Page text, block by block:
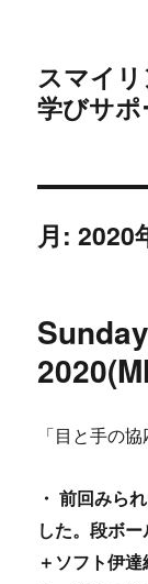
スマイ
学びサポ
月:2020
「目と手の
・ 前回みら
した。段ボー
＋ソフト伊